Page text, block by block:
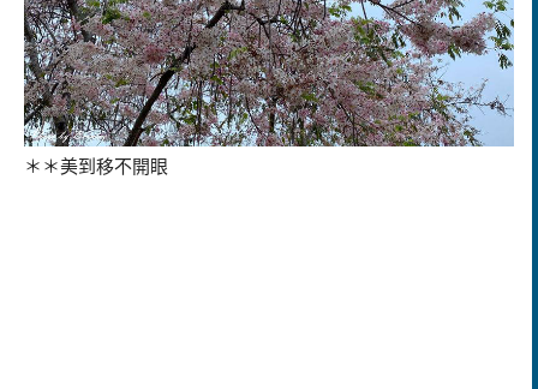
＊＊美到移不開眼